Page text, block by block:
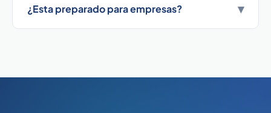
¿Esta preparado para empresas? ▾